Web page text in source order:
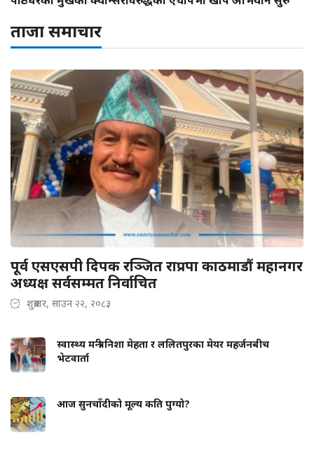
ताजा समाचार
पूर्व एसएसपी दिपक रञ्जित राप्रपा काठमाडौं महानगर
अध्यक्ष सर्वसम्मत निर्वाचित
शुक्रबार, साउन २२, २०८३
स्वास्थ्य मन्त्री निशा मेहता र ललितपुरका मेयर महर्जनबीच
भेटवार्ता
आज सुनचाँदीको मूल्य कति पुग्यो?